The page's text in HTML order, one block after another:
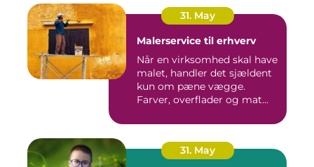
31. May
Malerservice til erhverv
Når en virksomhed skal have
malet, handler det sjældent
kun om pæne vægge.
Farver, overflader og mat...
31. May